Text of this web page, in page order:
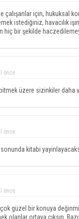
çalışanlar için, hukuksal
istediğiniz, havacılık
hiç bir şekilde
önce
üzere sizinkiler daha
önce
kitabi
önce
güzel bir konuya
olanlar ortaya çıksın.